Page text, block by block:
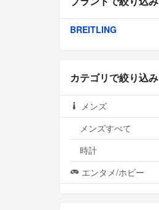
BREITLING
カテゴリで絞り込み
メンズ
メンズすべて
時計
エンタメ/ホビー